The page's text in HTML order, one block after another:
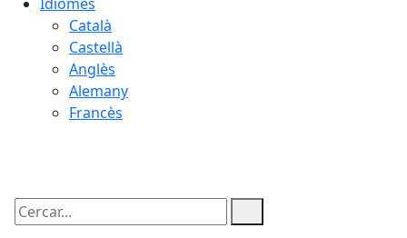
Català
Castellà
Anglès
Alemany
Francès
Cercar: